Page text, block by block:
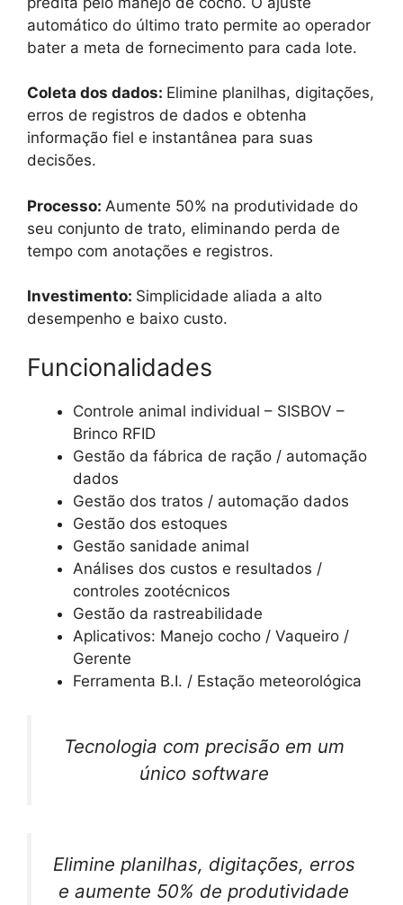
automático do último trato permite ao operador
bater a meta de fornecimento para cada lote.
Coleta dos dados: Elimine planilhas, digitações,
erros de registros de dados e obtenha
informação fiel e instantânea para suas
decisões.
Processo: Aumente 50% na produtividade do
seu conjunto de trato, eliminando perda de
tempo com anotações e registros.
Investimento: Simplicidade aliada a alto
desempenho e baixo custo.
Funcionalidades
Controle animal individual – SISBOV –
Brinco RFID
Gestão da fábrica de ração / automação
dados
Gestão dos tratos / automação dados
Gestão dos estoques
Gestão sanidade animal
Análises dos custos e resultados /
controles zootécnicos
Gestão da rastreabilidade
Aplicativos: Manejo cocho / Vaqueiro /
Gerente
Ferramenta B.I. / Estação meteorológica
Tecnologia com precisão em um
único software
Elimine planilhas, digitações, erros
e aumente 50% de produtividade